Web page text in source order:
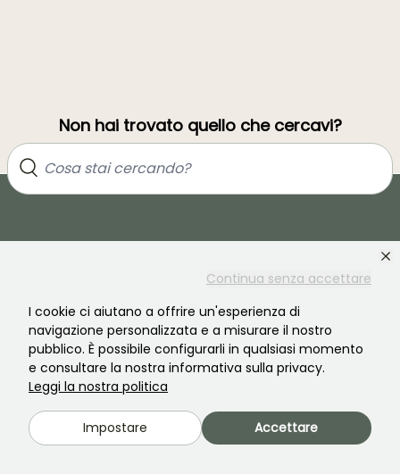
Continua senza accettare
I cookie ci aiutano a offrire un'esperienza di
navigazione personalizzata e a misurare il nostro
pubblico. È possibile configurarli in qualsiasi momento
e consultare la nostra informativa sulla privacy.
Leggi la nostra politica
Impostare Accettare
Non hai trovato quello che cercavi?
Unisciti alla comunità degli amanti delle piante!